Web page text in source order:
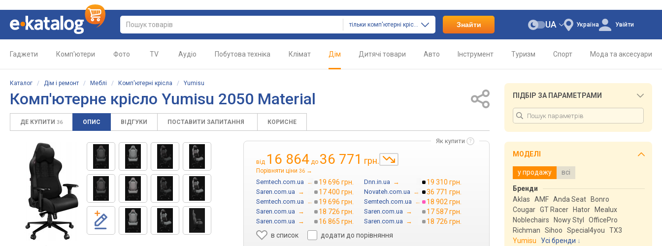
тільки комп'ютерні крісла Знайти Україна
UA Увійти
Гаджети Комп'ютери Фото TV Аудіо Побутова техніка Клімат Дім Дитячі товари Авто Інструмент Туризм Спорт Мода та аксесуари
Каталог / Дім і ремонт / Меблі / Комп'ютерні крісла / Yumisu
Комп'ютерне крісло Yumisu 2050 Material
ДЕ КУПИТИ 36 ОПИС ВІДГУКИ ПОСТАВИТИ ЗАПИТАННЯ КОРИСНЕ
Як купити
від 16 864 до 36 771 грн.
Порівняти ціни 36 →
Semtech.com.ua → 19 696 грн. Dnn.in.ua → 19 310 грн.
Saren.com.ua → 17 400 грн. Novateh.com.ua → 36 771 грн.
Semtech.com.ua → 19 696 грн. Semtech.com.ua → 18 902 грн.
Saren.com.ua → 18 726 грн. Saren.com.ua → 17 587 грн.
Saren.com.ua → 16 865 грн. Saren.com.ua →
18 726 грн.
в список
додати до порівняння
ПІДБІР ЗА ПАРАМЕТРАМИ
МОДЕЛІ
у продажу всі
Бренди
Aklas
AMF Anda Seat
Bonro
Cougar GT Racer Hator
Mealux
Noblechairs
Nowy Styl
OfficePro
Richman
Sihoo Special4you
ТX3
Yumisu
Усі бренди